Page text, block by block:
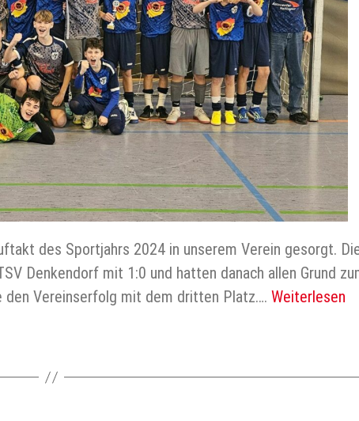
des Sportjahrs 2024 in unserem Verein gesorgt.
Denkendorf mit 1:0 und hatten danach allen Grund
Vereinserfolg mit dem dritten Platz…. Weiterlesen